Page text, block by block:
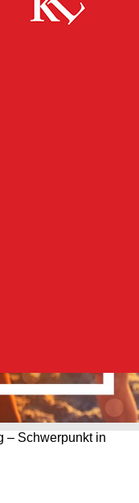
– Schwerpunkt in